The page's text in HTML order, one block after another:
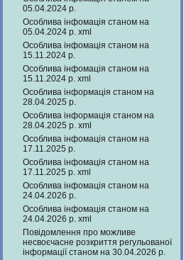
05.04.2024 р.
Особлива інфомація станом на
05.04.2024 р. xml
Особлива інфомація станом на
15.11.2024 р.
Особлива інфомація станом на
15.11.2024 р. xml
Особлива інформація станом на
28.04.2025 р.
Особлива інформація станом на
28.04.2025 р. xml
Особлива інфомація станом на
17.11.2025 р.
Особлива інфомація станом на
17.11.2025 р. xml
Особлива інфомація станом на
24.04.2026 р.
Особлива інфомація станом на
24.04.2026 р. xml
Повідомлення про можливе
несвоєчасне розкриття регульованої
інформації станом на 30.04.2026 р.